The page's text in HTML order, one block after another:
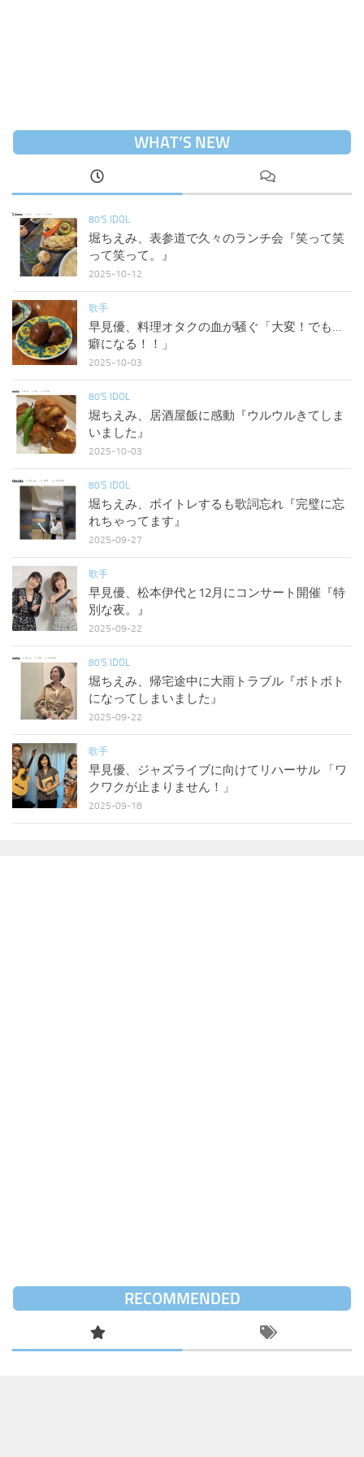
WHAT’S NEW
80'S IDOL
堀ちえみ、表参道で久々のランチ会『笑って笑
って笑って。』
2025-10-12
歌手
早見優、料理オタクの血が騒ぐ「大変！でも…
癖になる！！」
2025-10-03
80'S IDOL
堀ちえみ、居酒屋飯に感動『ウルウルきてしま
いました』
2025-10-03
80'S IDOL
堀ちえみ、ボイトレするも歌詞忘れ『完璧に忘
れちゃってます』
2025-09-27
歌手
早見優、松本伊代と12月にコンサート開催『特
別な夜。』
2025-09-22
80'S IDOL
堀ちえみ、帰宅途中に大雨トラブル『ボトボト
になってしまいました』
2025-09-22
歌手
早見優、ジャズライブに向けてリハーサル 「ワ
クワクが止まりません！」
2025-09-18
RECOMMENDED